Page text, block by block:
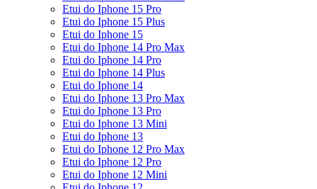
Etui do Iphone 15 Pro
Etui do Iphone 15 Plus
Etui do Iphone 15
Etui do Iphone 14 Pro Max
Etui do Iphone 14 Pro
Etui do Iphone 14 Plus
Etui do Iphone 14
Etui do Iphone 13 Pro Max
Etui do Iphone 13 Pro
Etui do Iphone 13 Mini
Etui do Iphone 13
Etui do Iphone 12 Pro Max
Etui do Iphone 12 Pro
Etui do Iphone 12 Mini